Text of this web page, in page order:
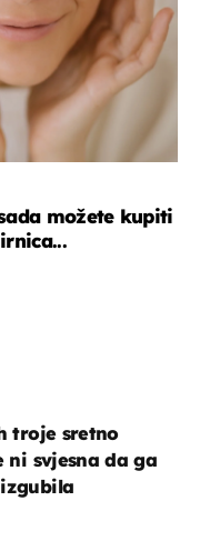
možete kupiti
troje sretno
ni svjesna da ga